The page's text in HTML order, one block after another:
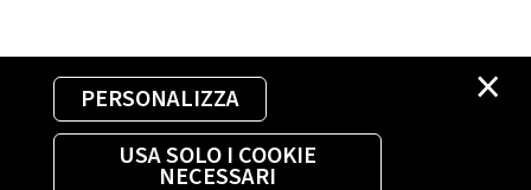
×
PERSONALIZZA
USA SOLO I COOKIE
NECESSARI